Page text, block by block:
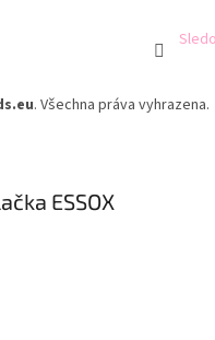
. Všechna práva vyhrazena.
ESSOX